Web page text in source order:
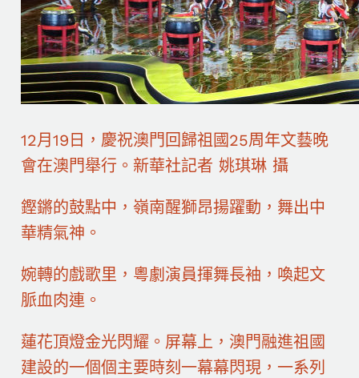
12月19日，慶祝澳門回歸祖國25周年文藝晚
會在澳門舉行。新華社記者 姚琪琳 攝
鏗鏘的鼓點中，嶺南醒獅昂揚躍動，舞出中
華精氣神。
婉轉的戲歌里，粵劇演員揮舞長袖，喚起文
脈血肉連。
蓮花頂燈金光閃耀。屏幕上，澳門融進祖國
建設的一個個主要時刻一幕幕閃現，一系列